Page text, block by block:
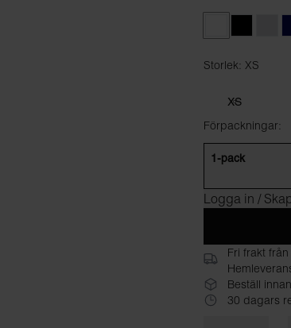
Storlek: XS
XS
Förpackningar:
1-pack
Logga in /
Fri frakt
Beställ
30 dagars